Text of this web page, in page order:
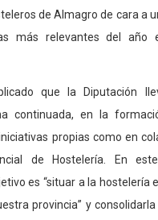
de Almagro de cara a
más relevantes del año
que la Diputación
continuada, en la
propias como en
de Hostelería. En
es “situar a la hostelería
provincia” y